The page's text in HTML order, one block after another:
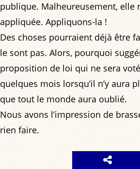
publique. Malheureusement, elle
appliquée. Appliquons-la !
Des choses pourraient déjà être
le sont pas. Alors, pourquoi
proposition de loi qui ne sera
quelques mois lorsqu’il n’y aura
que tout le monde aura oublié.
Nous avons l’impression de
rien faire.